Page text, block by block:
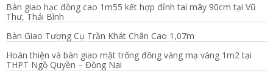
Bàn giao hạc đồng cao 1m55 kết hợp đỉnh tai mây 90cm tại Vũ
Thư, Thái Bình
Bàn Giao Tượng Cụ Trần Khát Chân Cao 1,07m
Hoàn thiện và bàn giao mặt trống đồng vàng mạ vàng 1m2 tại
THPT Ngồ Quyền – Đồng Nai